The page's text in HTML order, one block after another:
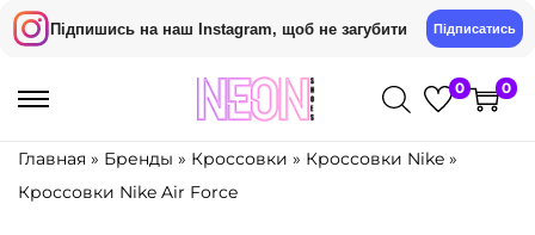
Підпишись на наш Instagram, щоб не загубити Підписатись
S
S
0 0
Главная » Бренды » Кроссовки » Кроссовки Nike »
Кроссовки Nike Air Force